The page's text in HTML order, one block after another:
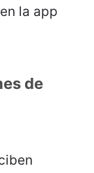
la app
de